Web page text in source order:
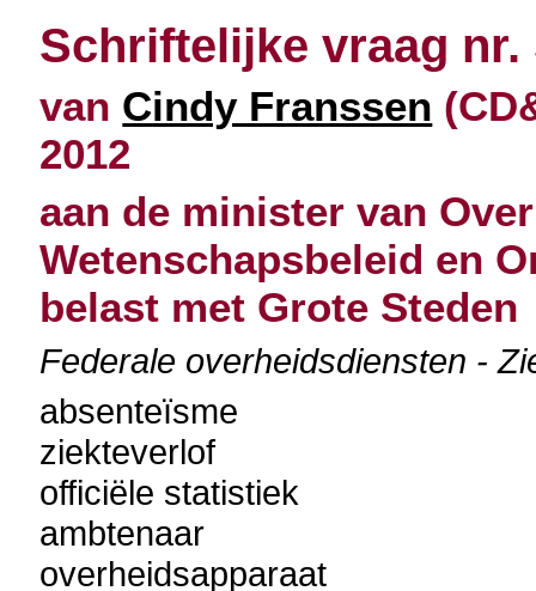
Schriftelijke vraag nr.
van Cindy Franssen
2012
aan de minister van
Wetenschapsbeleid en
belast met Grote Steden
Federale overheidsdiensten -
absenteïsme
ziekteverlof
officiële statistiek
ambtenaar
overheidsapparaat